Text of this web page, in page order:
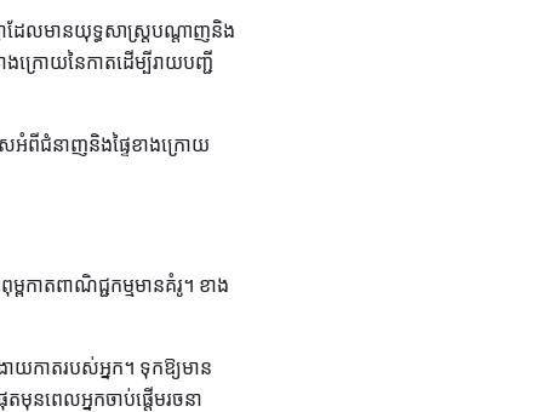
ជាដែលមានយុទ្ធសាស្ត្របណ្តាញនិង
ងក្រោយនៃកាតដើម្បីរាយបញ្ជី
សអំពីជំនាញនិងផ្ទៃខាងក្រោយ
ពកាតពាណិជ្ជកម្មមានគំរូ។ ខាង
ាយកាតរបស់អ្នក។ ទុកឱ្យមាន
មុនពេលអ្នកចាប់ផ្តើមរចនា